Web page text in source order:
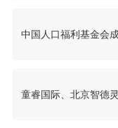
中国人口福利基金会
童睿国际、北京智德